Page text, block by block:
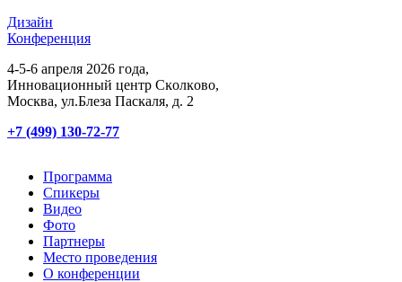
Дизайн
Конференция
4-5-6 апреля 2026 года,
Инновационный центр Сĸолĸово,
Мосĸва, ул.Блеза Пасĸаля, д. 2
+7 (499) 130-72-77
Программа
Спикеры
Видео
Фото
Партнеры
Место проведения
О конференции